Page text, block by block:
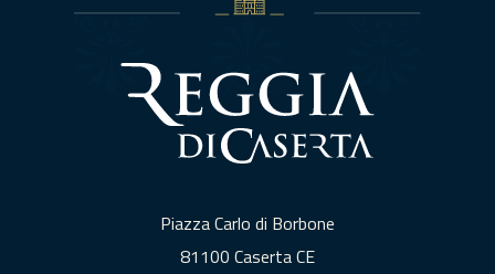
Piazza Carlo di Borbone
81100 Caserta CE